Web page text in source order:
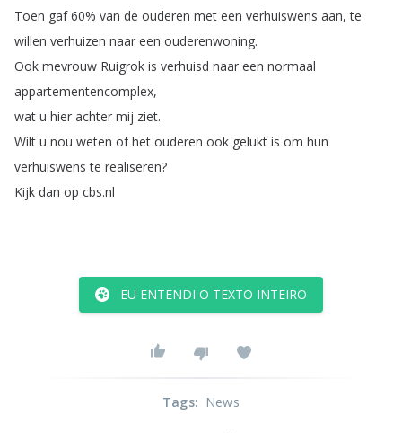
Toen gaf60% van de ouderen met een verhuiswens aan,te
willen verhuizen naar een ouderenwoning.
Ook mevrouw Ruigrok is verhuisd naar een normaal
appartementencomplex,
wat u hier achter mij ziet.
Wilt u nou weten of het ouderen ook gelukt is om hun
verhuiswens te realiseren?
Kijk dan op cbs.nl
EU ENTENDI O TEXTO INTEIRO
Tags: News